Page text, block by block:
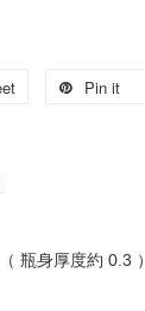
Pin it
瓶身厚度約 0.3 ）